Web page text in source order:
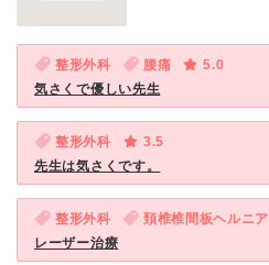
整形外科 腰痛
5.0
気さくで優しい先生
整形外科
3.5
先生は気さくです。
整形外科 頚椎椎間板ヘルニア
レーザー治療